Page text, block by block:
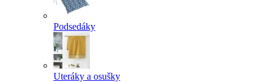
Podsedáky
Uteráky a osušky